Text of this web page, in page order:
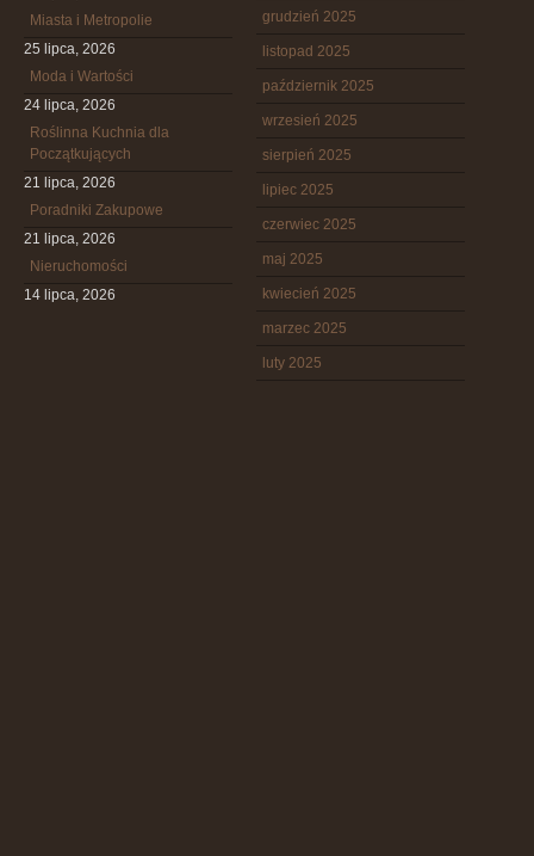
Miasta i Metropolie
25 lipca, 2026
Moda i Wartości
24 lipca, 2026
Roślinna Kuchnia dla
Początkujących
21 lipca, 2026
Poradniki Zakupowe
21 lipca, 2026
Nieruchomości
14 lipca, 2026
grudzień 2025
listopad 2025
październik 2025
wrzesień 2025
sierpień 2025
lipiec 2025
czerwiec 2025
maj 2025
kwiecień 2025
marzec 2025
luty 2025